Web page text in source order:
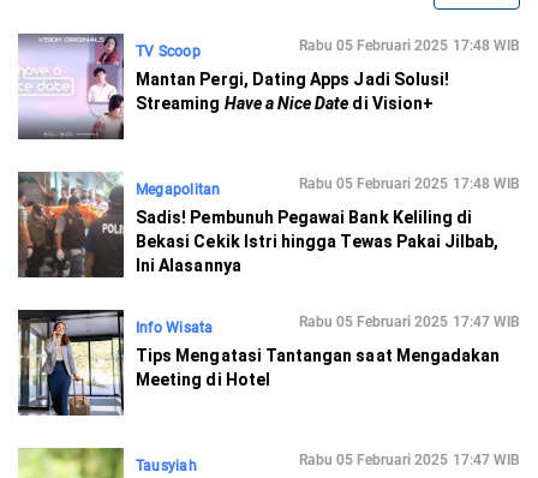
TV Scoop Rabu 05 Februari 2025 17:48 WIB
Mantan Pergi, Dating Apps Jadi Solusi!
Streaming Have a Nice Date di Vision+
Megapolitan Rabu 05 Februari 2025 17:48 WIB
Sadis! Pembunuh Pegawai Bank Keliling di
Bekasi Cekik Istri hingga Tewas Pakai Jilbab,
Ini Alasannya
Info Wisata Rabu 05 Februari 2025 17:47 WIB
Tips Mengatasi Tantangan saat Mengadakan
Meeting di Hotel
Tausyiah Rabu 05 Februari 2025 17:47 WIB